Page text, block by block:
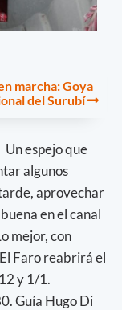
marcha: Goya
del Surubí
espejo que
algunos
aprovechar
en el canal
mejor, con
Faro reabrirá el
y 1/1.
Guía Hugo Di